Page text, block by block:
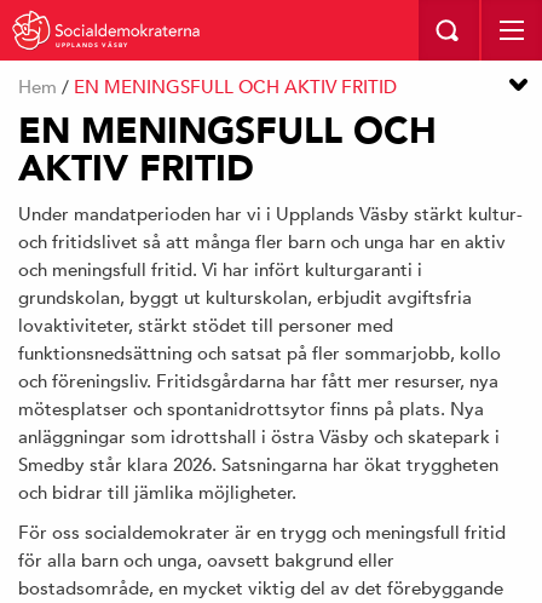
UPPLANDS VÄSBY
Hem / EN MENINGSFULL OCH AKTIV FRITID
EN MENINGSFULL OCH
AKTIV FRITID
Under mandatperioden har vi i Upplands Väsby stärkt kultur-
och fritidslivet så att många fler barn och unga har en aktiv
och meningsfull fritid. Vi har infört kulturgaranti i
grundskolan, byggt ut kulturskolan, erbjudit avgiftsfria
lovaktiviteter, stärkt stödet till personer med
funktionsnedsättning och satsat på fler sommarjobb, kollo
och föreningsliv. Fritidsgårdarna har fått mer resurser, nya
mötesplatser och spontanidrottsytor finns på plats. Nya
anläggningar som idrottshall i östra Väsby och skatepark i
Smedby står klara 2026. Satsningarna har ökat tryggheten
och bidrar till jämlika möjligheter.
För oss socialdemokrater är en trygg och meningsfull fritid
för alla barn och unga, oavsett bakgrund eller
bostadsområde, en mycket viktig del av det förebyggande